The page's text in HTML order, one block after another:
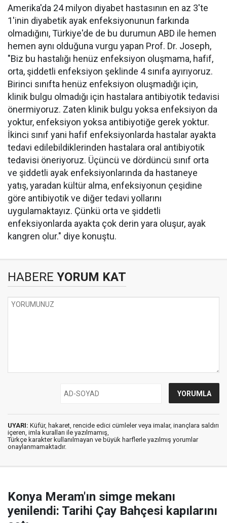
Amerika'da 24 milyon diyabet hastasının en az 3'te
1'inin diyabetik ayak enfeksiyonunun farkında
olmadığını, Türkiye'de de bu durumun ABD ile hemen
hemen aynı olduğuna vurgu yapan Prof. Dr. Joseph,
"Biz bu hastalığı henüz enfeksiyon oluşmama, hafif,
orta, şiddetli enfeksiyon şeklinde 4 sınıfa ayırıyoruz.
Birinci sınıfta henüz enfeksiyon oluşmadığı için,
klinik bulgu olmadığı için hastalara antibiyotik tedavisi
önermiyoruz. Zaten klinik bulgu yoksa enfeksiyon da
yoktur, enfeksiyon yoksa antibiyotiğe gerek yoktur.
İkinci sınıf yani hafif enfeksiyonlarda hastalar ayakta
tedavi edilebildiklerinden hastalara oral antibiyotik
tedavisi öneriyoruz. Üçüncü ve dördüncü sınıf orta
ve şiddetli ayak enfeksiyonlarında da hastaneye
yatış, yaradan kültür alma, enfeksiyonun çeşidine
göre antibiyotik ve diğer tedavi yollarını
uygulamaktayız. Çünkü orta ve şiddetli
enfeksiyonlarda ayakta çok derin yara oluşur, ayak
kangren olur." diye konuştu.
HABERE YORUM KAT
UYARI: Küfür, hakaret, rencide edici cümleler veya imalar, inançlara saldırı
içeren, imla kuralları ile yazılmamış,
Türkçe karakter kullanılmayan ve büyük harflerle yazılmış yorumlar
onaylanmamaktadır.
Konya Meram'ın simge mekanı
yenilendi: Tarihi Çay Bahçesi kapılarını